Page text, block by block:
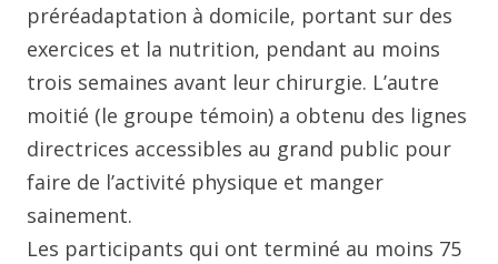
préréadaptation à domicile, portant sur des
exercices et la nutrition, pendant au moins
trois semaines avant leur chirurgie. L’autre
moitié (le groupe témoin) a obtenu des lignes
directrices accessibles au grand public pour
faire de l’activité physique et manger
sainement.
Les participants qui ont terminé au moins 75